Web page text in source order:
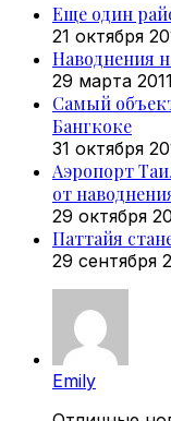
Еще один
21 октября
Наводнения
29 марта 2011
Самый
Бангкоке
31 октября
Аэропорт
от
29 октября
Паттайя
29 сентября
Emily